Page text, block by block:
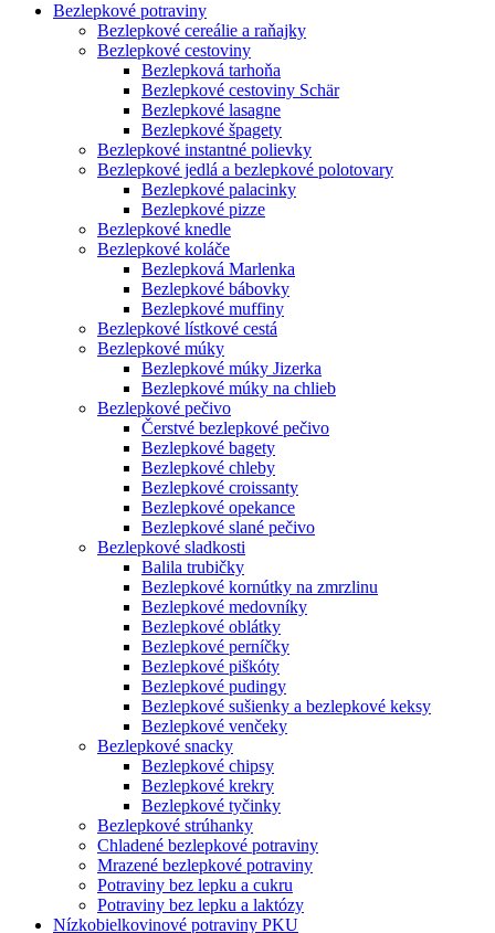
Bezlepkové potraviny
Bezlepkové cereálie a raňajky
Bezlepkové cestoviny
Bezlepková tarhoňa
Bezlepkové cestoviny Schär
Bezlepkové lasagne
Bezlepkové špagety
Bezlepkové instantné polievky
Bezlepkové jedlá a bezlepkové polotovary
Bezlepkové palacinky
Bezlepkové pizze
Bezlepkové knedle
Bezlepkové koláče
Bezlepková Marlenka
Bezlepkové bábovky
Bezlepkové muffiny
Bezlepkové lístkové cestá
Bezlepkové múky
Bezlepkové múky Jizerka
Bezlepkové múky na chlieb
Bezlepkové pečivo
Čerstvé bezlepkové pečivo
Bezlepkové bagety
Bezlepkové chleby
Bezlepkové croissanty
Bezlepkové opekance
Bezlepkové slané pečivo
Bezlepkové sladkosti
Balila trubičky
Bezlepkové kornútky na zmrzlinu
Bezlepkové medovníky
Bezlepkové oblátky
Bezlepkové perníčky
Bezlepkové piškóty
Bezlepkové pudingy
Bezlepkové sušienky a bezlepkové keksy
Bezlepkové venčeky
Bezlepkové snacky
Bezlepkové chipsy
Bezlepkové krekry
Bezlepkové tyčinky
Bezlepkové strúhanky
Chladené bezlepkové potraviny
Mrazené bezlepkové potraviny
Potraviny bez lepku a cukru
Potraviny bez lepku a laktózy
Nízko­bielkovinové potraviny PKU